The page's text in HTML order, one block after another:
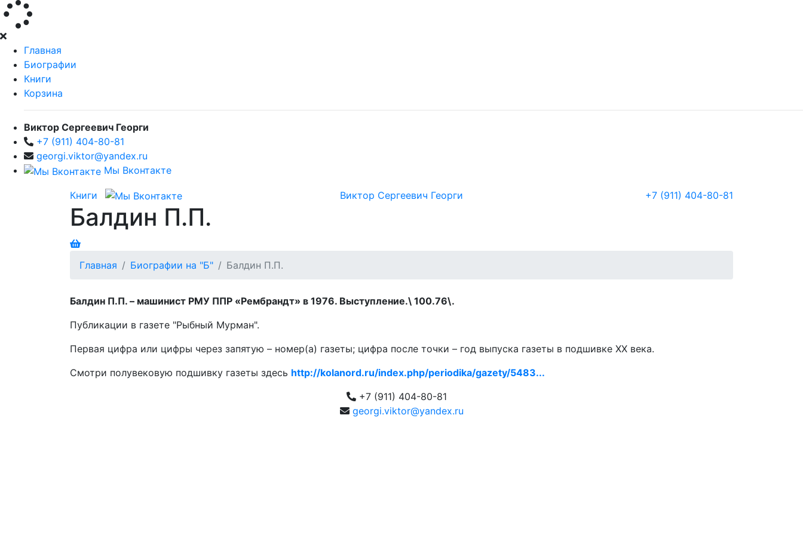
Главная
Биографии
Книги
Корзина
Виктор Сергеевич Георги
+7 (911) 404-80-81
georgi.viktor@yandex.ru
Мы Вконтакте
Книги Виктор Сергеевич Георги +7 (911) 404-80-81
Балдин П.П.
Главная Биографии на "Б" Балдин П.П.
Балдин П.П. – машинист РМУ ППР «Рембрандт» в 1976. Выступление.\ 100.76\.
Публикации в газете "Рыбный Мурман".
Первая цифра или цифры через запятую – номер(а) газеты; цифра после точки – год выпуска газеты в подшивке ХХ века.
Смотри полувековую подшивку газеты здесь http://kolanord.ru/index.php/periodika/gazety/5483...
+7 (911) 404-80-81
georgi.viktor@yandex.ru